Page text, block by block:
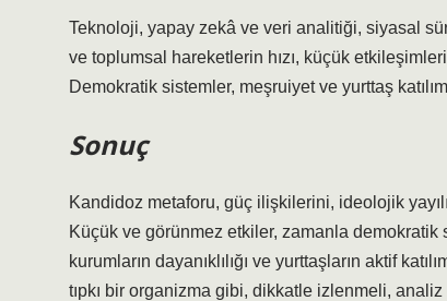
Teknoloji, yapay zekâ ve veri analitiği, siyasal
ve toplumsal hareketlerin hızı, küçük
Demokratik sistemler, meşruiyet ve yurttaş katılım
Sonuç
Kandidoz metaforu, güç ilişkilerini, ideolojik
Küçük ve görünmez etkiler, zamanla
kurumların dayanıklılığı ve yurttaşların aktif
tıpkı bir organizma gibi, dikkatle izlenmeli,